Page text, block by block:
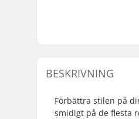
BESKRIVNING
Förbättra stilen på
smidigt på de flesta